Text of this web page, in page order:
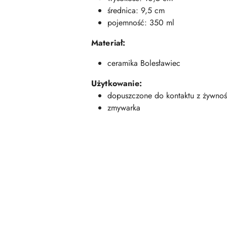
średnica: 9,5 cm
pojemność: 350 ml
Materiał:
ceramika Bolesławiec
Użytkowanie:
dopuszczone do kontaktu z
zmywarka